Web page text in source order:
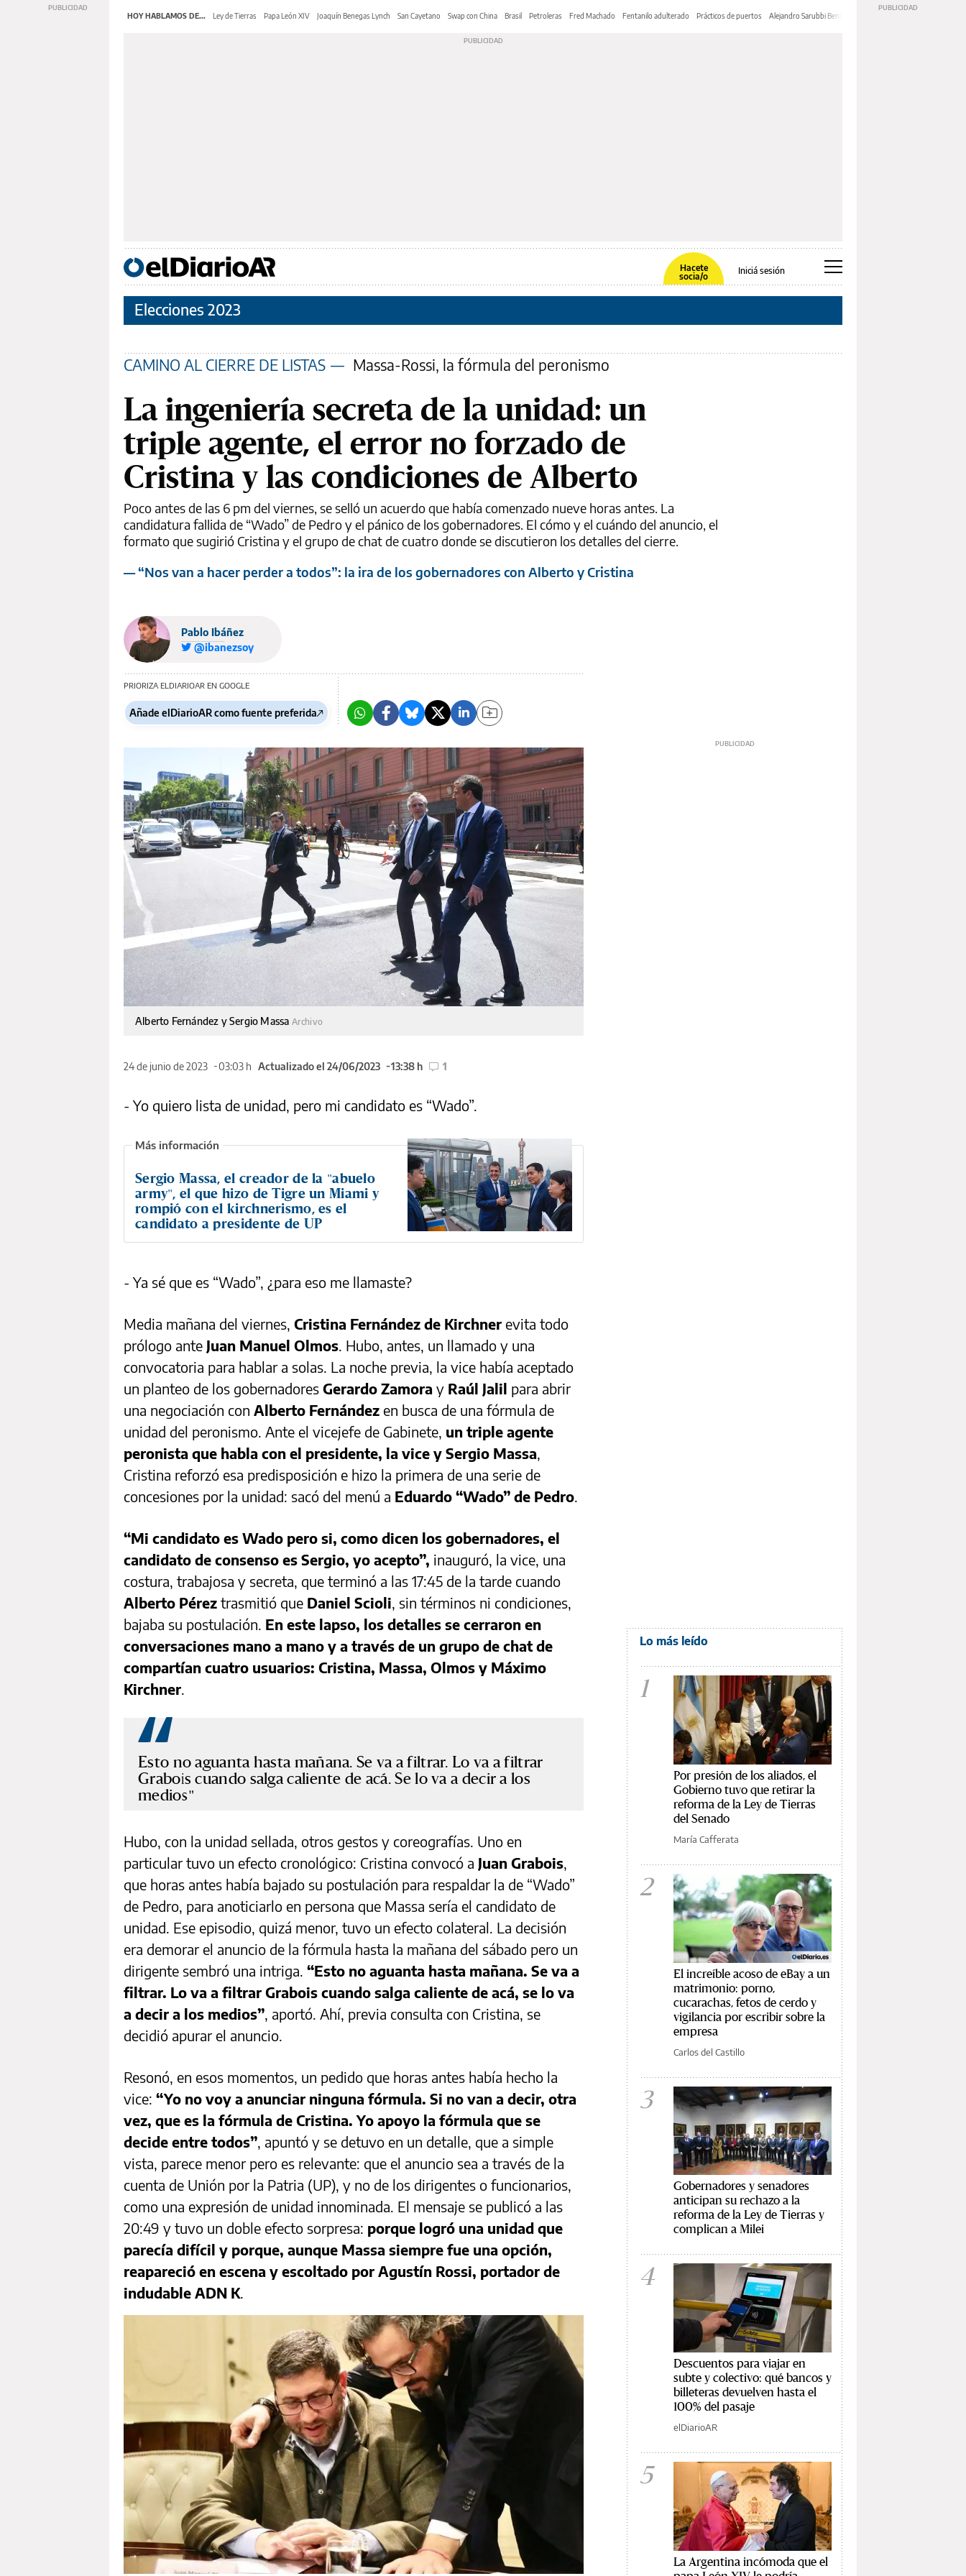
HOY HABLAMOS DE... Ley de Tierras Papa León XIV Joaquín Benegas Lynch San Cayetano Swap con China Brasil Petroleras Fred Machado Fentanilo adulterado Prácticos de puertos Alejandro Sarubbi Benítez
Hacete
socia/o
Iniciá sesión
Elecciones 2023
CAMINO AL CIERRE DE LISTAS — Massa-Rossi, la fórmula del peronismo
La ingeniería secreta de la unidad: un
triple agente, el error no forzado de
Cristina y las condiciones de Alberto
Poco antes de las 6 pm del viernes, se selló un acuerdo que había comenzado nueve horas antes. La
candidatura fallida de “Wado” de Pedro y el pánico de los gobernadores. El cómo y el cuándo del anuncio, el
formato que sugirió Cristina y el grupo de chat de cuatro donde se discutieron los detalles del cierre.
— “Nos van a hacer perder a todos”: la ira de los gobernadores con Alberto y Cristina
Pablo Ibáñez
@ibanezsoy
PRIORIZA ELDIARIOAR EN GOOGLE
Añade elDiarioAR como fuente preferida
Alberto Fernández y Sergio Massa Archivo
24 de junio de 2023 03:03 h Actualizado el 24/06/2023 13:38 h 1
- Yo quiero lista de unidad, pero mi candidato es “Wado”.
Sergio Massa, el creador de la "abuelo
army", el que hizo de Tigre un Miami y
rompió con el kirchnerismo, es el
candidato a presidente de UP
- Ya sé que es “Wado”, ¿para eso me llamaste?
Media mañana del viernes, Cristina Fernández de Kirchner evita todo
prólogo ante Juan Manuel Olmos. Hubo, antes, un llamado y una
convocatoria para hablar a solas. La noche previa, la vice había aceptado
un planteo de los gobernadores Gerardo Zamora y Raúl Jalil para abrir
una negociación con Alberto Fernández en busca de una fórmula de
unidad del peronismo. Ante el vicejefe de Gabinete, un triple agente
peronista que habla con el presidente, la vice y Sergio Massa,
Cristina reforzó esa predisposición e hizo la primera de una serie de
concesiones por la unidad: sacó del menú a Eduardo “Wado” de Pedro.
“Mi candidato es Wado pero si, como dicen los gobernadores, el
candidato de consenso es Sergio, yo acepto”, inauguró, la vice, una
costura, trabajosa y secreta, que terminó a las 17:45 de la tarde cuando
Alberto Pérez trasmitió que Daniel Scioli, sin términos ni condiciones,
bajaba su postulación. En este lapso, los detalles se cerraron en
conversaciones mano a mano y a través de un grupo de chat de
compartían cuatro usuarios: Cristina, Massa, Olmos y Máximo
Kirchner.
Esto no aguanta hasta mañana. Se va a filtrar. Lo va a filtrar
Grabois cuando salga caliente de acá. Se lo va a decir a los
medios
Hubo, con la unidad sellada, otros gestos y coreografías. Uno en
particular tuvo un efecto cronológico: Cristina convocó a Juan Grabois,
que horas antes había bajado su postulación para respaldar la de “Wado”
de Pedro, para anoticiarlo en persona que Massa sería el candidato de
unidad. Ese episodio, quizá menor, tuvo un efecto colateral. La decisión
era demorar el anuncio de la fórmula hasta la mañana del sábado pero un
dirigente sembró una intriga. “Esto no aguanta hasta mañana. Se va a
filtrar. Lo va a filtrar Grabois cuando salga caliente de acá, se lo va
a decir a los medios”, aportó. Ahí, previa consulta con Cristina, se
decidió apurar el anuncio.
Resonó, en esos momentos, un pedido que horas antes había hecho la
vice: “Yo no voy a anunciar ninguna fórmula. Si no van a decir, otra
vez, que es la fórmula de Cristina. Yo apoyo la fórmula que se
decide entre todos”, apuntó y se detuvo en un detalle, que a simple
vista, parece menor pero es relevante: que el anuncio sea a través de la
cuenta de Unión por la Patria (UP), y no de los dirigentes o funcionarios,
como una expresión de unidad innominada. El mensaje se publicó a las
20:49 y tuvo un doble efecto sorpresa: porque logró una unidad que
parecía difícil y porque, aunque Massa siempre fue una opción,
reapareció en escena y escoltado por Agustín Rossi, portador de
indudable ADN K.
Lo más leído
1
Por presión de los aliados, el
Gobierno tuvo que retirar la
reforma de la Ley de Tierras
del Senado
María Cafferata
2
El increíble acoso de eBay a un
matrimonio: porno,
cucarachas, fetos de cerdo y
vigilancia por escribir sobre la
empresa
Carlos del Castillo
3
Gobernadores y senadores
anticipan su rechazo a la
reforma de la Ley de Tierras y
complican a Milei
4
Descuentos para viajar en
subte y colectivo: qué bancos y
billeteras devuelven hasta el
100% del pasaje
elDiarioAR
5
La Argentina incómoda que el